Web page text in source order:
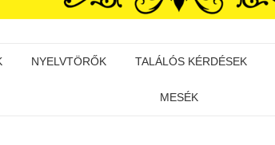
NYELVTÖRŐK TALÁLÓS KÉRDÉSEK
MESÉK